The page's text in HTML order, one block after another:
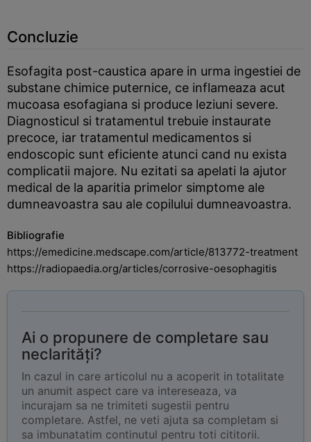
Concluzie
Esofagita post-caustica apare in urma ingestiei de
substane chimice puternice, ce inflameaza acut
mucoasa esofagiana si produce leziuni severe.
Diagnosticul si tratamentul trebuie instaurate
precoce, iar tratamentul medicamentos si
endoscopic sunt eficiente atunci cand nu exista
complicatii majore. Nu ezitati sa apelati la ajutor
medical de la aparitia primelor simptome ale
dumneavoastra sau ale copilului dumneavoastra.
Bibliografie
https://emedicine.medscape.com/article/813772-treatment
https://radiopaedia.org/articles/corrosive-oesophagitis
Ai o propunere de completare sau
neclarități?
In cazul in care articolul nu a acoperit in totalitate
un anumit aspect care va intereseaza, va
incurajam sa ne trimiteti sugestii pentru
completare. Astfel, ne veti ajuta sa completam si
sa imbunatatim continutul pentru toti cititorii.